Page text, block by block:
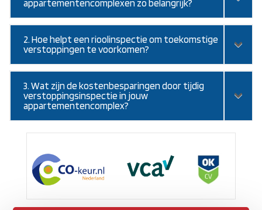
appartementencomplexen zo belangrijk?
2. Hoe helpt een rioolinspectie om toekomstige
verstoppingen te voorkomen?
3. Wat zijn de kostenbesparingen door tijdig
verstoppingsinspectie in jouw
appartementencomplex?